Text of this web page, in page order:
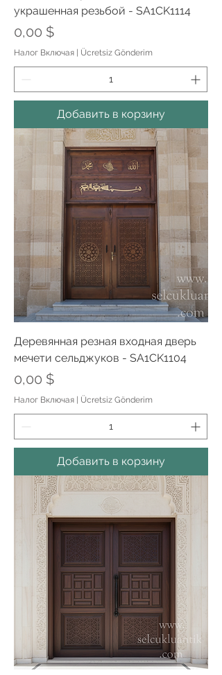
украшенная резьбой - SA1CK1114
Цена
0,00 $
Налог Включая | Ücretsiz Gönderim
Добавить в корзину
Деревянная резная входная дверь
мечети сельджуков - SA1CK1104
Цена
0,00 $
Налог Включая | Ücretsiz Gönderim
Добавить в корзину